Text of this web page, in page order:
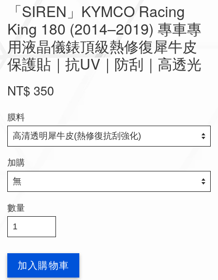
「SIREN」KYMCO Racing
King 180 (2014–2019) 專車專
用液晶儀錶頂級熱修復犀牛皮
保護貼｜抗UV｜防刮｜高透光
NT$ 350
膜料
加購
數量
加入購物車